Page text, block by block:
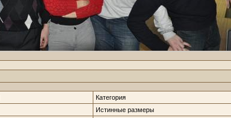
Категория
Истинные размеры